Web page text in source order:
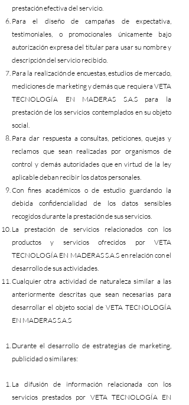
prestación efectiva del servicio.
Para el diseño de campañas de expectativa,
testimoniales, o promocionales únicamente bajo
autorización expresa del titular para usar su nombre y
descripción del servicio recibido.
Para la realización de encuestas, estudios de mercado,
mediciones de marketing y demás que requiera VETA
TECNOLOGÍA EN MADERAS S.A.S para la
prestación de los servicios contemplados en su objeto
social.
Para dar respuesta a consultas, peticiones, quejas y
reclamos que sean realizadas por organismos de
control y demás autoridades que en virtud de la ley
aplicable deban recibir los datos personales.
Con fines académicos o de estudio guardando la
debida confidencialidad de los datos sensibles
recogidos durante la prestación de sus servicios.
La prestación de servicios relacionados con los
productos y servicios ofrecidos por VETA
TECNOLOGÍA EN MADERAS S.A.S en relación con el
desarrollo de sus actividades.
Cualquier otra actividad de naturaleza similar a las
anteriormente descritas que sean necesarias para
desarrollar el objeto social de VETA TECNOLOGÍA
EN MADERAS S.A.S
Durante el desarrollo de estrategias de marketing,
publicidad o similares:
La difusión de información relacionada con los
servicios prestados por VETA TECNOLOGÍA EN